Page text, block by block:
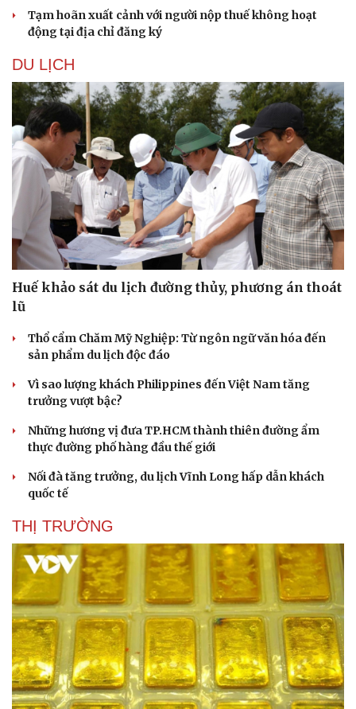
Tạm hoãn xuất cảnh với người nộp thuế không hoạt
động tại địa chỉ đăng ký
DU LỊCH
Huế khảo sát du lịch đường thủy, phương án thoát
lũ
Thổ cẩm Chăm Mỹ Nghiệp: Từ ngôn ngữ văn hóa đến
sản phẩm du lịch độc đáo
Vì sao lượng khách Philippines đến Việt Nam tăng
trưởng vượt bậc?
Những hương vị đưa TP.HCM thành thiên đường ẩm
thực đường phố hàng đầu thế giới
Nối đà tăng trưởng, du lịch Vĩnh Long hấp dẫn khách
quốc tế
THỊ TRƯỜNG